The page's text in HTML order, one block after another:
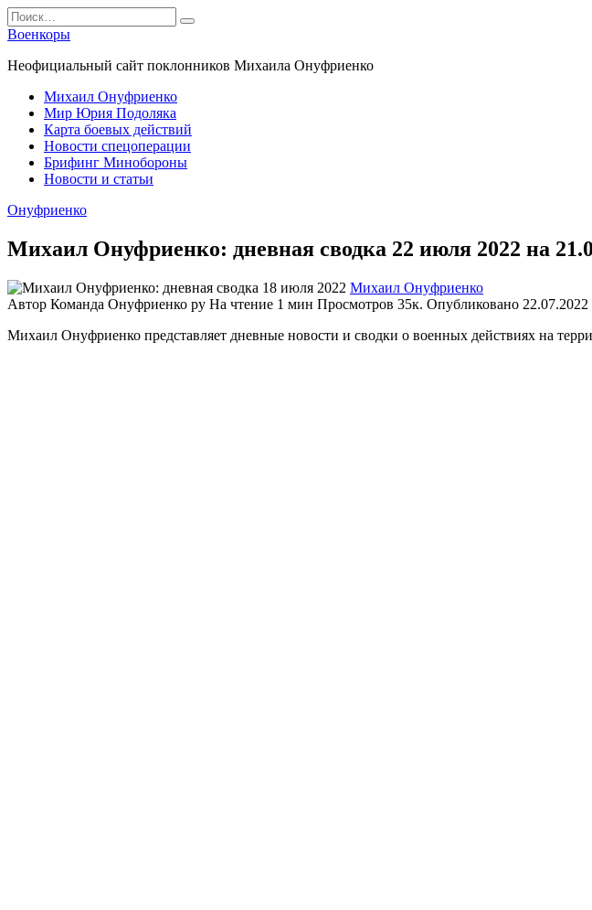
Перейти
к
содержанию
Search
for:
Военкоры
Неофициальный сайт поклонников Михаила Онуфриенко
Михаил Онуфриенко
Мир Юрия Подоляка
Карта боевых действий
Новости спецоперации
Брифинг Минобороны
Новости и статьи
Онуфриенко
Михаил Онуфриенко: дневная сводка 22 июля 2022 на
Михаил Онуфриенко
Автор Команда Онуфриенко ру На чтение 1 мин Просмотров 35к. Опубликовано 22.07.2022
Михаил Онуфриенко представляет дневные новости и сводки о военных действиях на